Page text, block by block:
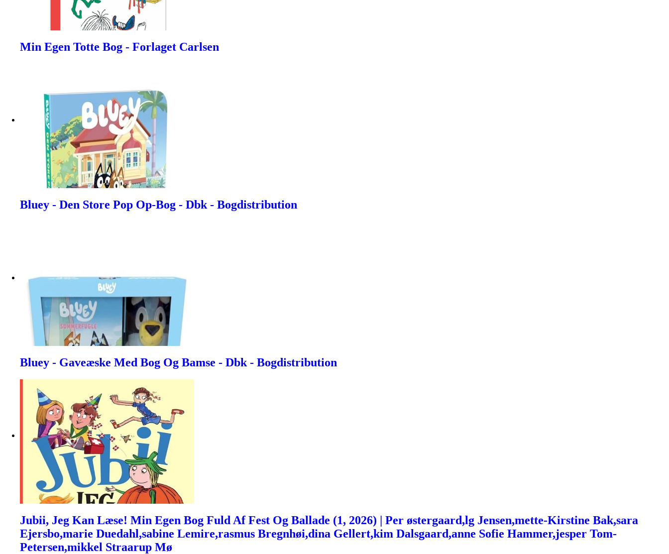
Min Egen Totte Bog - Forlaget Carlsen
Bluey - Den Store Pop Op-Bog - Dbk - Bogdistribution
Bluey - Gaveæske Med Bog Og Bamse - Dbk - Bogdistribution
Jubii, Jeg Kan Læse! Min Egen Bog Fuld Af Fest Og Ballade (1, 2026) | Per østergaard,lg Jensen,mette-Kirstine Bak,sara
Ejersbo,marie Duedahl,sabine Lemire,rasmus Bregnhøi,dina Gellert,kim Dalsgaard,anne Sofie Hammer,jesper Tom-
Petersen,mikkel Straarup Mø